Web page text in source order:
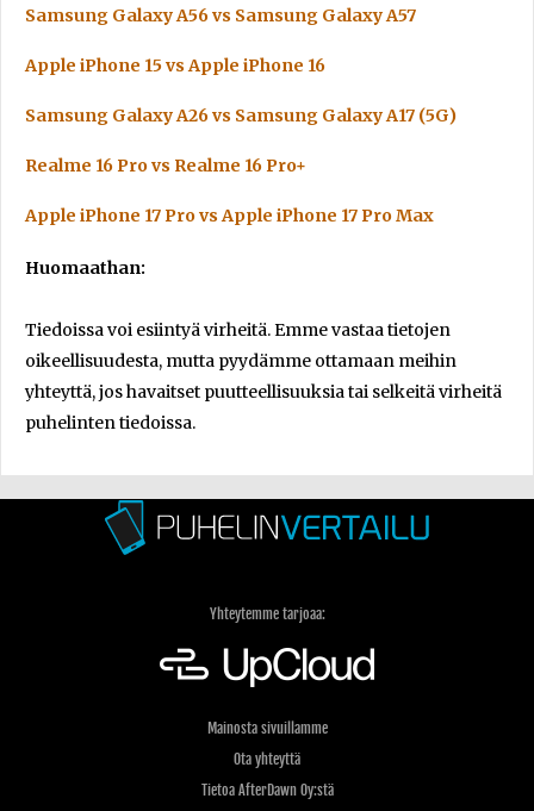
Samsung Galaxy A56 vs Samsung Galaxy A57
Apple iPhone 15 vs Apple iPhone 16
Samsung Galaxy A26 vs Samsung Galaxy A17 (5G)
Realme 16 Pro vs Realme 16 Pro+
Apple iPhone 17 Pro vs Apple iPhone 17 Pro Max
Huomaathan:
Tiedoissa voi esiintyä virheitä. Emme vastaa tietojen
oikeellisuudesta, mutta pyydämme ottamaan meihin
yhteyttä, jos havaitset puutteellisuuksia tai selkeitä virheitä
puhelinten tiedoissa.
Yhteytemme tarjoaa:
Mainosta sivuillamme
Ota yhteyttä
Tietoa AfterDawn Oy:stä